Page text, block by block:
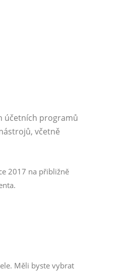
účetních programů
včetně
2017 na přibližně
Měli byste vybrat